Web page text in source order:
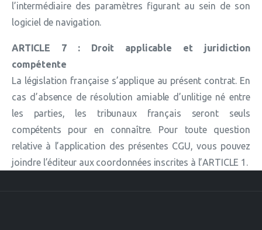
l’intermédiaire des paramètres figurant au sein de son
logiciel de navigation.
ARTICLE 7 : Droit applicable et juridiction
compétente
La législation française s’applique au présent contrat. En
cas d’absence de résolution amiable d’unlitige né entre
les parties, les tribunaux français seront seuls
compétents pour en connaître. Pour toute question
relative à l’application des présentes CGU, vous pouvez
joindre l’éditeur aux coordonnées inscrites à l’ARTICLE 1.